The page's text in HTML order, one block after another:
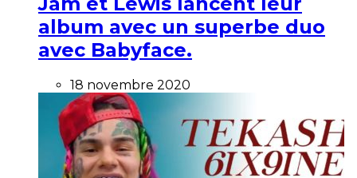
album avec un superbe duo
avec Babyface.
18 novembre 2020